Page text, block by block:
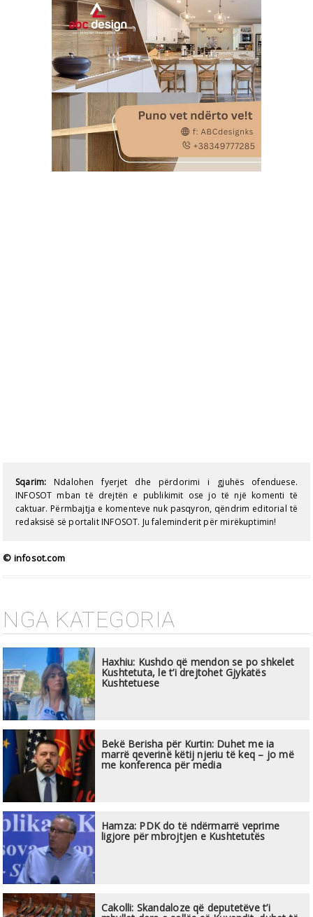
Sqarim: Ndalohen fyerjet dhe përdorimi i gjuhës ofenduese.
INFOSOT mban të drejtën e publikimit ose jo të një komenti të
caktuar. Përmbajtja e komenteve nuk pasqyron, qëndrim editorial të
redaksisë së portalit INFOSOT. Ju faleminderit për mirëkuptimin!
© infosot.com
NGA KATEGORIA
Haxhiu: Kushdo që mendon se po shkelet
Kushtetuta, le t’i drejtohet Gjykatës
Kushtetuese
Bekë Berisha për Kurtin: Duhet me ia
marrë qeverinë këtij njeriu të keq – jo më
me konferenca për media
Hamza: PDK do të ndërmarrë veprime
ligjore për mbrojtjen e Kushtetutës
Cakolli: Skandaloze që deputetëve t’i